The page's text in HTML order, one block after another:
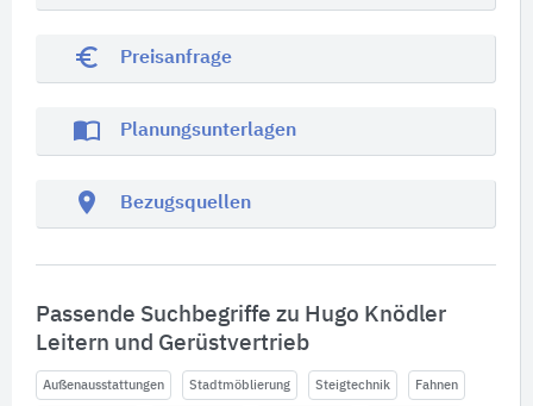
euro_symbol Preisanfrage
import_contacts Planungsunterlagen
location_on Bezugsquellen
Passende Suchbegriffe zu Hugo Knödler
Leitern und Gerüstvertrieb
Außenausstattungen Stadtmöblierung Steigtechnik Fahnen